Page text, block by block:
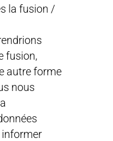
la fusion /
fusion,
autre forme
nous
informer